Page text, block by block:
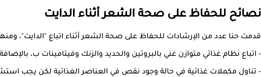
نصائح للحفاظ على صحة الشعر أثناء الدايت
قدمت حنا عدد من الإرشادات للحفاظ على صحة الشعر أثناء اتباع "الدايت"،
- اتباع نظام غذائي متوازن غني بالبروتين والحديد والزنك وفيتامينات ب،
- تناول مكملات غذائية في حالة وجود نقص في العناصر الغذائية لكن يجب